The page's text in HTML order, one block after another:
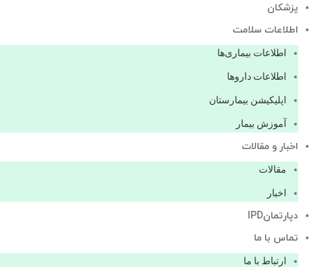
پزشكان
اطلاعات سلامت
اطلاعات بیماری‌ها
اطلاعات دارو‌ها
اپليكيشن بيمارستان
آموزش بیمار
اخبار و مقالات
مقالات
اخبار
دپارتمانIPD
تماس با ما
ارتباط با ما